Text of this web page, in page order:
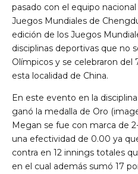
pasado con el equipo
Juegos Mundiales de
edición de los Juegos
disciplinas deportivas que no
Olímpicos y se celebraron del
esta localidad de China.
En este evento en la
ganó la medalla de Oro
Megan se fue con marca de
una efectividad de 0.00 ya
contra en 12 innings totales
en el cual además sumó 17